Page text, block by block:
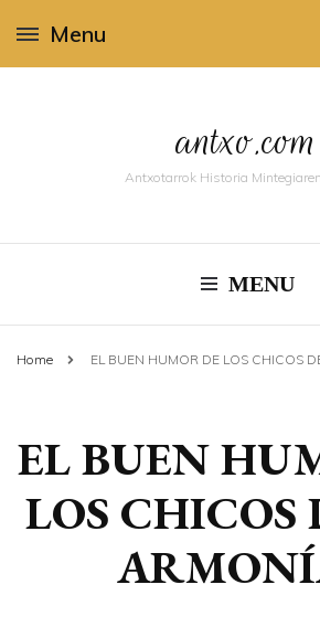
Menu
antxo.com
Antxotarrok Historia
MENU
Home EL BUEN HUMOR DE LOS CHICOS
EL BUEN
LOS CHICOS